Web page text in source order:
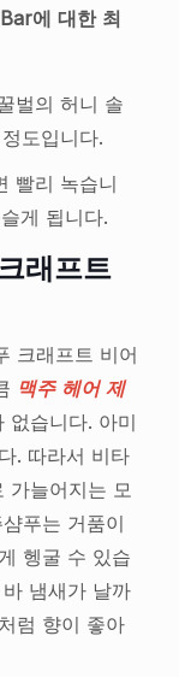
에 대한 최
벌의 허니 솔
도입니다.
빨리 녹습니
게 됩니다.
래프트
크래프트 비어
맥주 헤어 제
습니다. 아미
. 따라서 비타
가늘어지는 모
푸는 거품이
헹굴 수 있습
냄새가 날까
럼 향이 좋아